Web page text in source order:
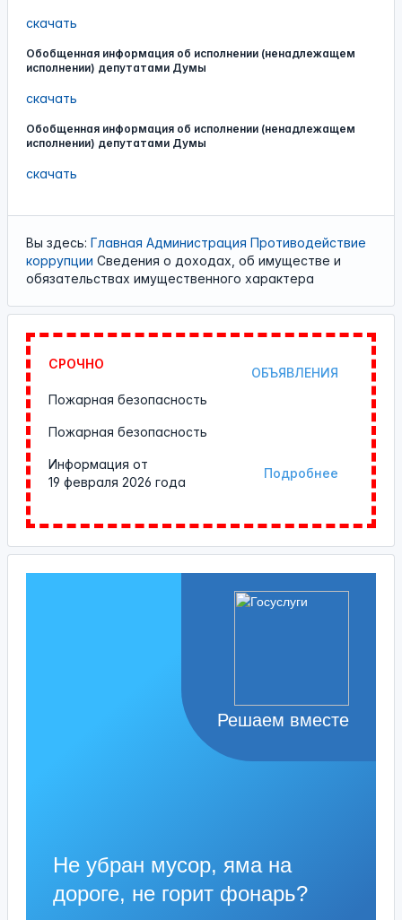
скачать
Обобщенная информация об исполнении (ненадлежащем
исполнении) депутатами Думы
скачать
Обобщенная информация об исполнении (ненадлежащем
исполнении) депутатами Думы
скачать
Вы здесь: Главная Администрация Противодействие
коррупции Сведения о доходах, об имуществе и
обязательствах имущественного характера
СРОЧНО
ОБЪЯВЛЕНИЯ
Пожарная безопасность
Пожарная безопасность
Подробнее
Информация от
19 февраля 2026 года
Решаем вместе
Не убран мусор, яма на
дороге, не горит фонарь?